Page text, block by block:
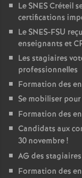
LeSNESCréteil
certifications
LeSNES-FSU
enseignants et
Les stagiaires
professionnelles
Formation des
Se mobiliser
Formation des
Candidats aux
30 novembre!
AG des
Formation des